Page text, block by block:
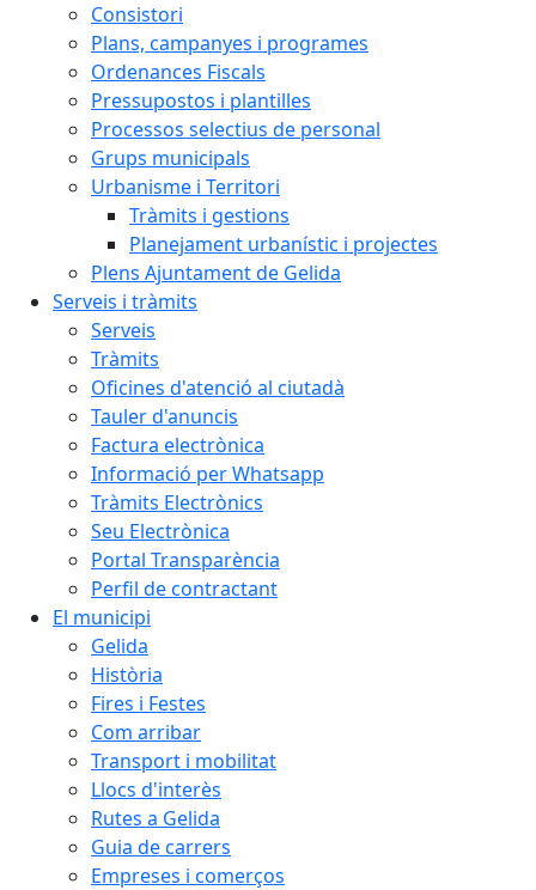
Consistori
Plans, campanyes i programes
Ordenances Fiscals
Pressupostos i plantilles
Processos selectius de personal
Grups municipals
Urbanisme i Territori
Tràmits i gestions
Planejament urbanístic i projectes
Plens Ajuntament de Gelida
Serveis i tràmits
Serveis
Tràmits
Oficines d'atenció al ciutadà
Tauler d'anuncis
Factura electrònica
Informació per Whatsapp
Tràmits Electrònics
Seu Electrònica
Portal Transparència
Perfil de contractant
El municipi
Gelida
Història
Fires i Festes
Com arribar
Transport i mobilitat
Llocs d'interès
Rutes a Gelida
Guia de carrers
Empreses i comerços